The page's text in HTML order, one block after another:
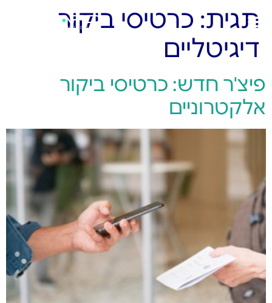
תגית: כרטיסי ביקור
דיגיטליים
פיצ'ר חדש: כרטיסי ביקור
אלקטרוניים